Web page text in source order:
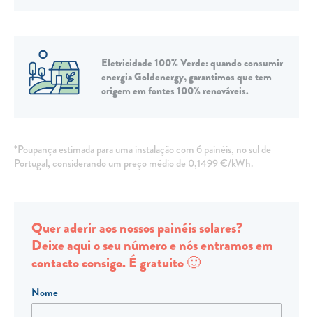
FRAUDE E SEGURANÇA
Preços de referência
Política de privacidade
Clientes prioritários
Resolução alternativa de litígios
Eletricidade 100% Verde: quando consumir
energia Goldenergy, garantimos que tem
origem em fontes 100% renováveis.
*Poupança estimada para uma instalação com 6 painéis, no sul de
Portugal, considerando um preço médio de 0,1499 €/kWh.
Quer aderir aos nossos painéis solares?
Deixe aqui o seu número e nós entramos em
contacto consigo. É gratuito 🙂
Nome